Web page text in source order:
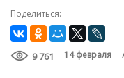
Поделиться:
9 761 14 февраля